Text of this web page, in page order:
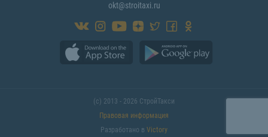
okt@stroitaxi.ru
(с) 2013 - 2026 СтройТакси
Правовая информация
Разработано в Victory